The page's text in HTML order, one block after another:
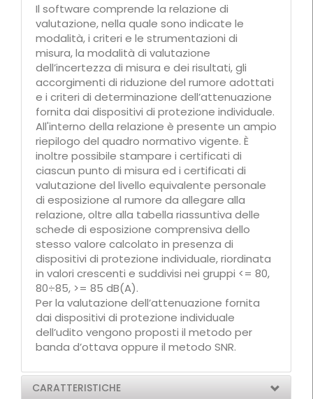
Il software comprende la relazione di
valutazione, nella quale sono indicate le
modalità, i criteri e le strumentazioni di
misura, la modalità di valutazione
dell’incertezza di misura e dei risultati, gli
accorgimenti di riduzione del rumore adottati
e i criteri di determinazione dell’attenuazione
fornita dai dispositivi di protezione individuale.
All'interno della relazione è presente un ampio
riepilogo del quadro normativo vigente. È
inoltre possibile stampare i certificati di
ciascun punto di misura ed i certificati di
valutazione del livello equivalente personale
di esposizione al rumore da allegare alla
relazione, oltre alla tabella riassuntiva delle
schede di esposizione comprensiva dello
stesso valore calcolato in presenza di
dispositivi di protezione individuale, riordinata
in valori crescenti e suddivisi nei gruppi <= 80,
80÷85, >= 85 dB(A).
Per la valutazione dell’attenuazione fornita
dai dispositivi di protezione individuale
dell’udito vengono proposti il metodo per
banda d’ottava oppure il metodo SNR.
CARATTERISTICHE